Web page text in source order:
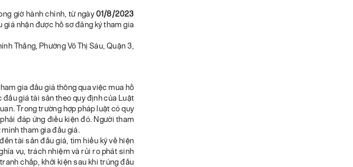
giờ hành chính, từ ngày01/8/2023
nhận được hồ sơ đăng ký tham gia
Thắng, Phường Võ Thị Sáu, Quận 3,
gia đấu giá thông qua việc mua hồ
giá tài sản theo quy định của Luật
Trong trường hợp pháp luật có quy
đáp ứng điều kiện đó. Người tham
mình tham gia đấu giá.
tài sản đấu giá, tìm hiểu kỹ về hiện
vụ, trách nhiệm và rủi ro phát sinh
chấp, khởi kiện sau khi trúng đấu